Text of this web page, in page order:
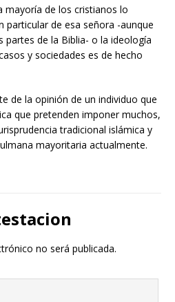
mayoría de los cristianos lo
particular de esa señora -aunque
partes de la Biblia- o la ideología
y sociedades es de hecho
de la opinión de un individuo que
que pretenden imponer muchos,
tradicional islámica y
mayoritaria actualmente.
no será publicada.